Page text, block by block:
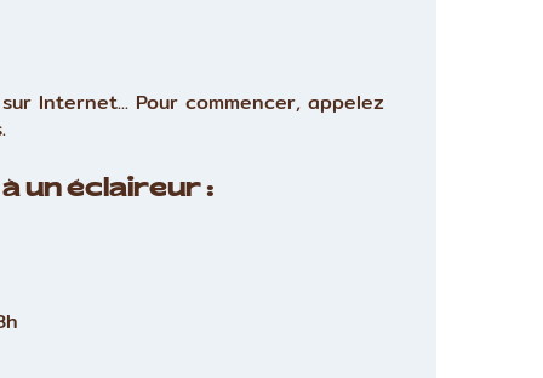
Internet... Pour commencer, appelez
un éclaireur :